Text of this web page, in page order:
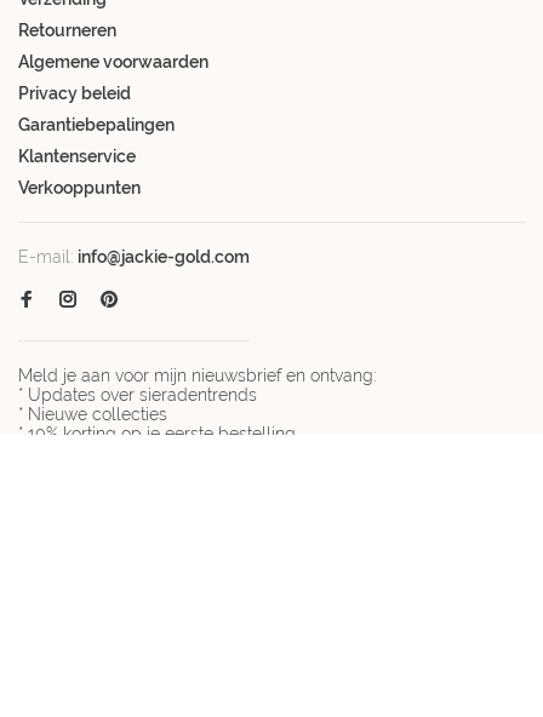
Retourneren
Algemene voorwaarden
Privacy beleid
Garantiebepalingen
Klantenservice
Verkooppunten
E-mail: info@jackie-gold.com
Meld je aan voor mijn nieuwsbrief en ontvang:
* Updates over sieradentrends
* Nieuwe collecties
* 10% korting op je eerste bestelling